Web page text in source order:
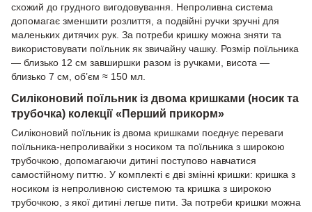
схожий до грудного вигодовування. Непроливна система
допомагає зменшити розлиття, а подвійні ручки зручні для
маленьких дитячих рук. За потреби кришку можна зняти та
використовувати поїльник як звичайну чашку. Розмір поїльника
— близько 12 см завширшки разом із ручками, висота —
близько 7 см, об’єм ≈ 150 мл.
Силіконовий поїльник із двома кришками (носик та
трубочка) колекції «Перший прикорм»
Силіконовий поїльник із двома кришками поєднує переваги
поїльника-непроливайки з носиком та поїльника з широкою
трубочкою, допомагаючи дитині поступово навчатися
самостійному питтю. У комплекті є дві змінні кришки: кришка з
носиком із непроливною системою та кришка з широкою
трубочкою, з якої дитині легше пити. За потреби кришки можна